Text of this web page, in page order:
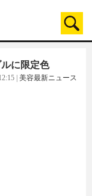
に限定色
美容最新ニュース